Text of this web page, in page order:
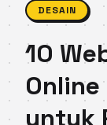
DESAIN
10
untuk